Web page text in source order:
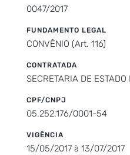
0047/2017
FUNDAMENTO LEGAL
CONVÊNIO (Art. 116)
CONTRATADA
SECRETARIA DE
CPF/CNPJ
05.252.176/0001-54
VIGÊNCIA
15/05/2017 à 13/07/2017